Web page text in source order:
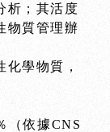
析；其活度
物質管理辦
學物質，
（依據CNS